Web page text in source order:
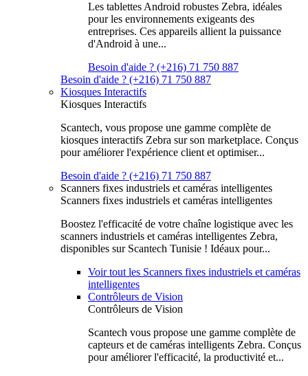
Les tablettes Android robustes Zebra, idéales
pour les environnements exigeants des
entreprises. Ces appareils allient la puissance
d'Android à une...
Besoin d'aide ? (+216) 71 750 887
Besoin d'aide ? (+216) 71 750 887
Kiosques Interactifs
Kiosques Interactifs
Scantech, vous propose une gamme complète de
kiosques interactifs Zebra sur son marketplace. Conçus
pour améliorer l'expérience client et optimiser...
Besoin d'aide ? (+216) 71 750 887
Scanners fixes industriels et caméras intelligentes
Scanners fixes industriels et caméras intelligentes
Boostez l'efficacité de votre chaîne logistique avec les
scanners industriels et caméras intelligentes Zebra,
disponibles sur Scantech Tunisie ! Idéaux pour...
Voir tout les Scanners fixes industriels et caméras
intelligentes
Contrôleurs de Vision
Contrôleurs de Vision
Scantech vous propose une gamme complète de
capteurs et de caméras intelligents Zebra. Conçus
pour améliorer l'efficacité, la productivité et...